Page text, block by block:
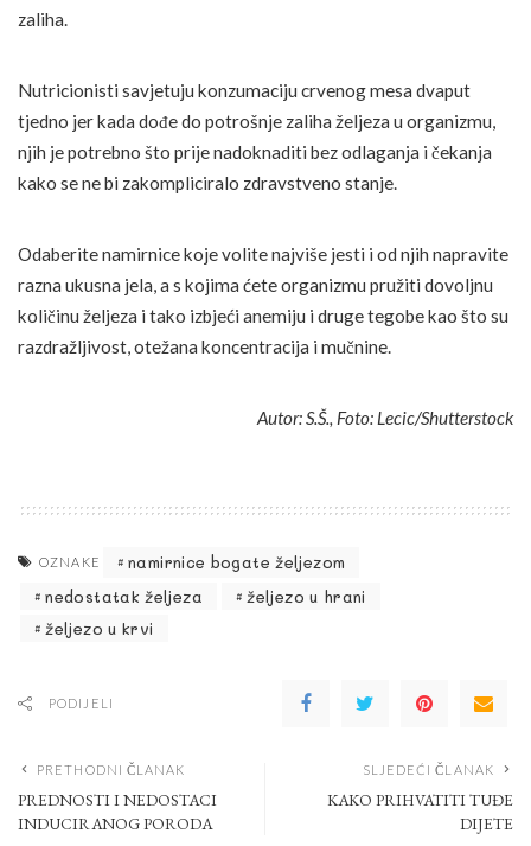
zaliha.
Nutricionisti savjetuju konzumaciju crvenog mesa dvaput
tjedno jer kada dođe do potrošnje zaliha željeza u organizmu,
njih je potrebno što prije nadoknaditi bez odlaganja i čekanja
kako se ne bi zakompliciralo zdravstveno stanje.
Odaberite namirnice koje volite najviše jesti i od njih napravite
razna ukusna jela, a s kojima ćete organizmu pružiti dovoljnu
količinu željeza i tako izbjeći anemiju i druge tegobe kao što su
razdražljivost, otežana koncentracija i mučnine.
Autor: S.Š., Foto: Lecic/Shutterstock
OZNAKE
namirnice bogate željezom
nedostatak željeza
željezo u hrani
željezo u krvi
PODIJELI
PRETHODNI ČLANAK
PREDNOSTI I NEDOSTACI
INDUCIRANOG PORODA
SLJEDEĆI ČLANAK
KAKO PRIHVATITI TUĐE
DIJETE